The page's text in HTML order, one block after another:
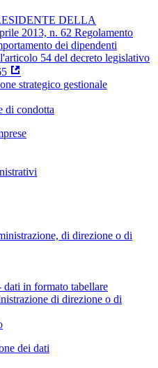
DELLA
2013, n. 62 Regolamento
dei dipendenti
54 del decreto legislativo
strategico gestionale
di condotta
di direzione o di
in formato tabellare
di direzione o di
dei dati